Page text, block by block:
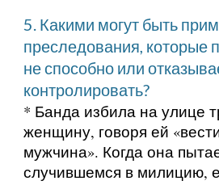
5. Какими могут быть
преследования, которые
не способно или
контролировать?
* Банда избила на улице
женщину, говоря ей
мужчина». Когда она
случившемся в милицию,